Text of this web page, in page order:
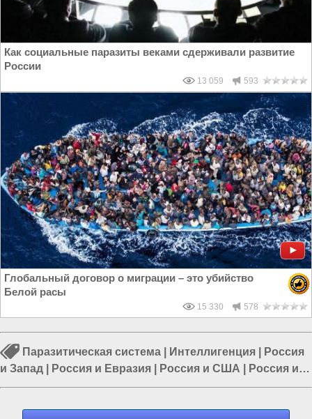
Как социальные паразиты веками сдерживали развитие
России
13 059 593
Глобальный договор о миграции – это убийство
Белой расы
15 330 578
Паразитическая система Интеллигенция
Россия
и Запад
Россия и Евразия Россия и США
Россия и
Европа|США и Европа